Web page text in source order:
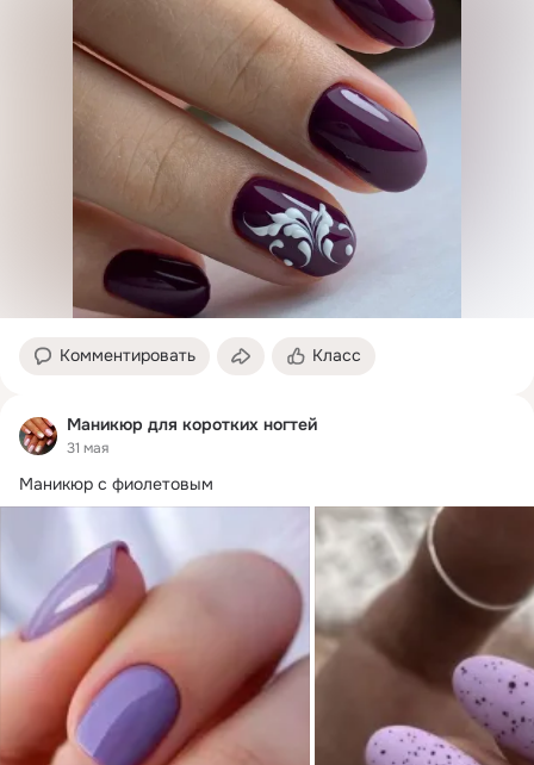
Комментировать Класс
Маникюр для коротких ногтей
31 мая
Маникюр с фиолетовым